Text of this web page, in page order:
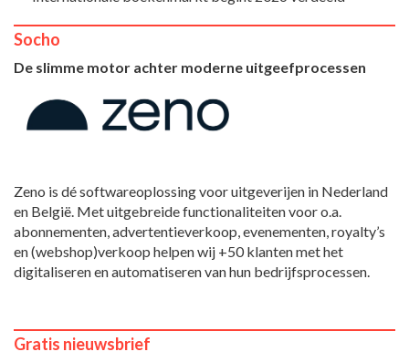
Socho
De slimme motor achter moderne uitgeefprocessen
Zeno is dé softwareoplossing voor uitgeverijen in Nederland
en België. Met uitgebreide functionaliteiten voor o.a.
abonnementen, advertentieverkoop, evenementen, royalty’s
en (webshop)verkoop helpen wij +50 klanten met het
digitaliseren en automatiseren van hun bedrijfsprocessen.
Gratis nieuwsbrief